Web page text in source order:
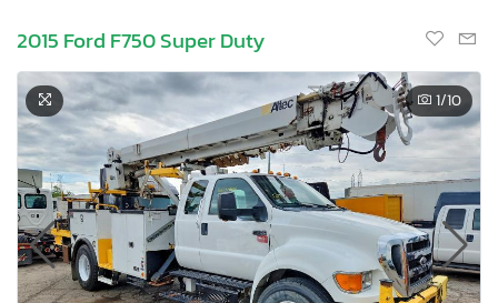
2015 Ford F750 Super Duty
1/10